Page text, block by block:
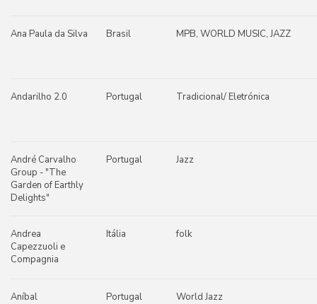
Ana Paula da Silva Brasil MPB, WORLD MUSIC, JAZZ
Andarilho 2.0 Portugal Tradicional/ Eletrónica
André Carvalho
Group - "The
Garden of Earthly
Delights"
Portugal Jazz
Andrea
Capezzuoli e
Compagnia
Itália folk
Aníbal Portugal World Jazz